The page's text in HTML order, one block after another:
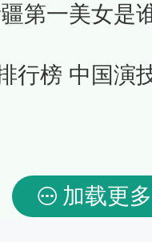
第一美女是
行榜 中国演
加载更多